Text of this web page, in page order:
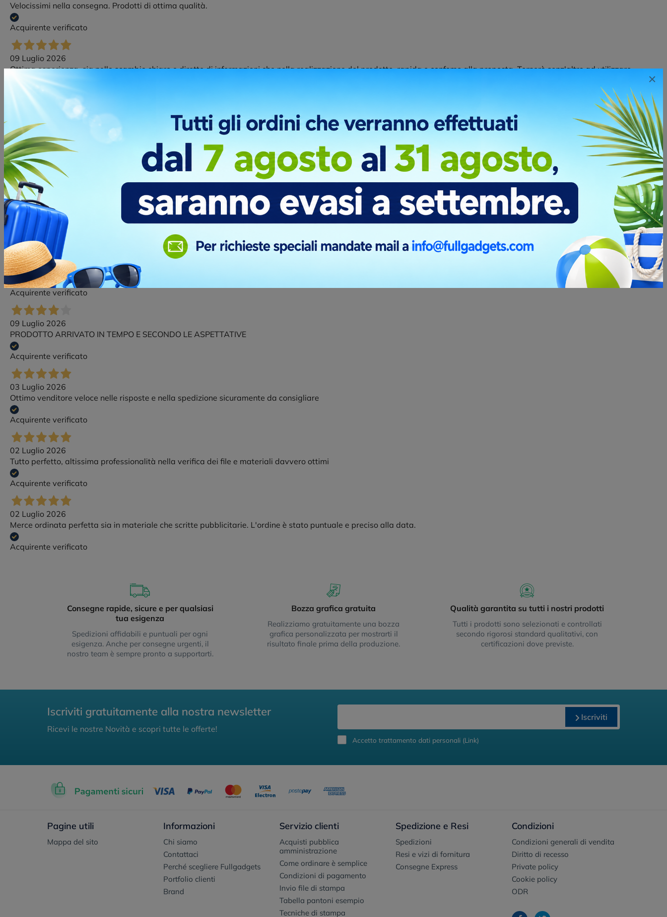
×
Velocissimi nella consegna. Prodotti di ottima qualità.
Acquirente verificato
09 Luglio 2026
Ottima esperienza, sia nello scambio chiaro e diretto di informazioni che nella realizzazione del prodotto, rapida e confome alla proposta. Tornerò senz'altro ad utilizzare
questo servizio di personalizzazione prodotto.
Acquirente verificato
09 Luglio 2026
ottima assistenza in tutte le fasi dell'acquisto e della spedizione
Acquirente verificato
09 Luglio 2026
Precisi, veloci, cordiali e disponibili nelle richieste telefoniche. Ottimi prodotti stampati alla perfezione. Bravi
Acquirente verificato
09 Luglio 2026
fullgadgets opratori sempre gentili affidabili e disponibili. Azienda molto seria
Acquirente verificato
09 Luglio 2026
PRODOTTO ARRIVATO IN TEMPO E SECONDO LE ASPETTATIVE
Acquirente verificato
03 Luglio 2026
Ottimo venditore veloce nelle risposte e nella spedizione sicuramente da consigliare
Acquirente verificato
02 Luglio 2026
Tutto perfetto, altissima professionalità nella verifica dei file e materiali davvero ottimi
Acquirente verificato
02 Luglio 2026
Merce ordinata perfetta sia in materiale che scritte pubblicitarie. L'ordine è stato puntuale e preciso alla data.
Acquirente verificato
Consegne rapide, sicure e per qualsiasi
tua esigenza
Spedizioni affidabili e puntuali per ogni
esigenza. Anche per consegne urgenti, il
nostro team è sempre pronto a supportarti.
Bozza grafica gratuita
Realizziamo gratuitamente una bozza
grafica personalizzata per mostrarti il
risultato finale prima della produzione.
Qualità garantita su tutti i nostri prodotti
Tutti i prodotti sono selezionati e controllati
secondo rigorosi standard qualitativi, con
certificazioni dove previste.
Iscriviti gratuitamente alla nostra newsletter
Ricevi le nostre Novità e scopri tutte le offerte!
Iscriviti
Accetto trattamento dati personali (Link)
Pagine utili
Mappa del sito
Informazioni
Chi siamo
Contattaci
Perché scegliere Fullgadgets
Portfolio clienti
Brand
Servizio clienti
Acquisti pubblica
amministrazione
Come ordinare è semplice
Condizioni di pagamento
Invio file di stampa
Tabella pantoni esempio
Tecniche di stampa
Spedizione e Resi
Spedizioni
Resi e vizi di fornitura
Consegne Express
Condizioni
Condizioni generali di vendita
Diritto di recesso
Private policy
Cookie policy
ODR